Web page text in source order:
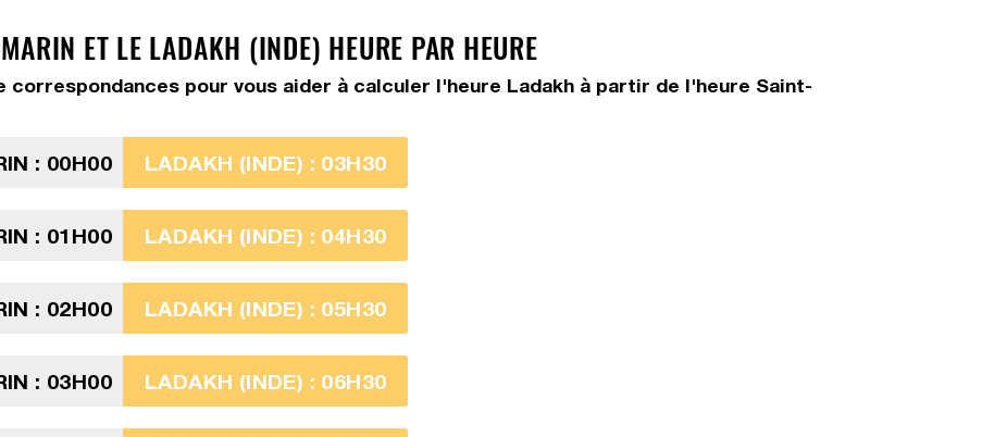
ET LE LADAKH (INDE) HEURE PAR HEURE
correspondances pour vous aider à calculer l'heure Ladakh à partir de l'heure Saint-
: 00H00 LADAKH (INDE) : 03H30
: 01H00 LADAKH (INDE) : 04H30
: 02H00 LADAKH (INDE) : 05H30
: 03H00 LADAKH (INDE) : 06H30